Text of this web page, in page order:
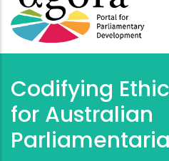
Codifying
for Australian